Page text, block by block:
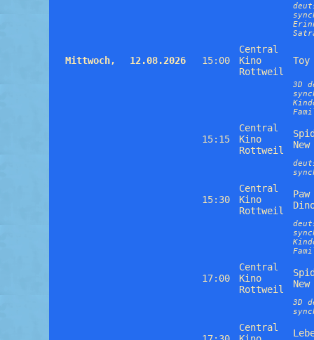
Mittwoch, 12.08.2026 15:00
Central
Kino
Rottweil
3D
15:15
Central
Kino
Rottweil
15:30
Central
Kino
Rottweil
17:00
Central
Kino
Rottweil
3D
Central